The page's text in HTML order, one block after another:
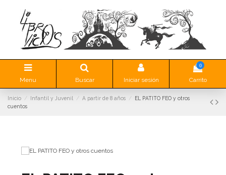
Menu Buscar Iniciar sesión
0
Carrito
Inicio Infantil y Juvenil A partir de 8 años
EL PATITO FEO y otros
cuentos